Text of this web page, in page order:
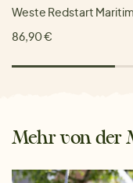
Weste Redstart
86,90 €
Mehr von der